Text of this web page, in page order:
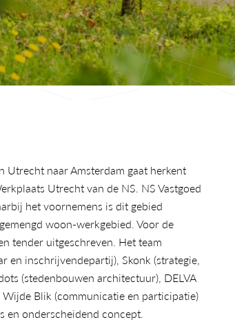
Utrecht naar Amsterdam gaat herkent
Utrecht van de NS. NS Vastgoed
het voornemens is dit gebied
woon-werkgebied. Voor de
tender uitgeschreven. Het team
en inschrijvendepartij), Skonk (strategie,
(stedenbouwen architectuur), DELVA
Blik (communicatie en participatie)
en onderscheidend concept.